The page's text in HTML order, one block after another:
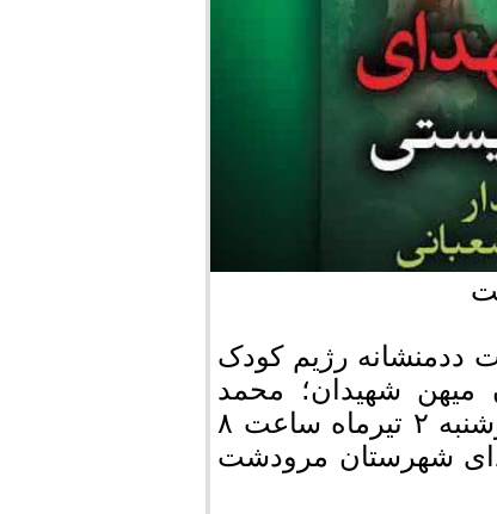
ددمنشانه رژیم کودک
میهن شهیدان؛ محمد
مصطفی پور و سعید شعبانی از مرودشت فردا دوشنبه ۲ تیرماه ساعت ۸
شهرستان مرودشت